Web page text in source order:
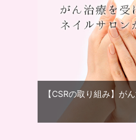
【CSRの取り組み】が